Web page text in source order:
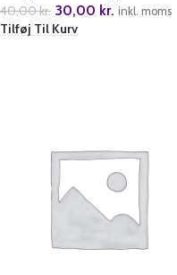
40,00kr. 30,00 kr. inkl. moms
Tilføj Til Kurv